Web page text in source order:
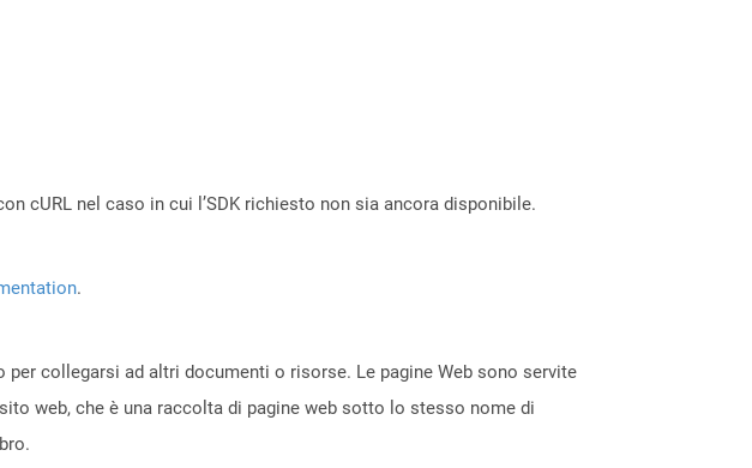
cURL nel caso in cui l’SDK richiesto non sia ancora disponibile.
.
collegarsi ad altri documenti o risorse. Le pagine Web sono servite
web, che è una raccolta di pagine web sotto lo stesso nome di